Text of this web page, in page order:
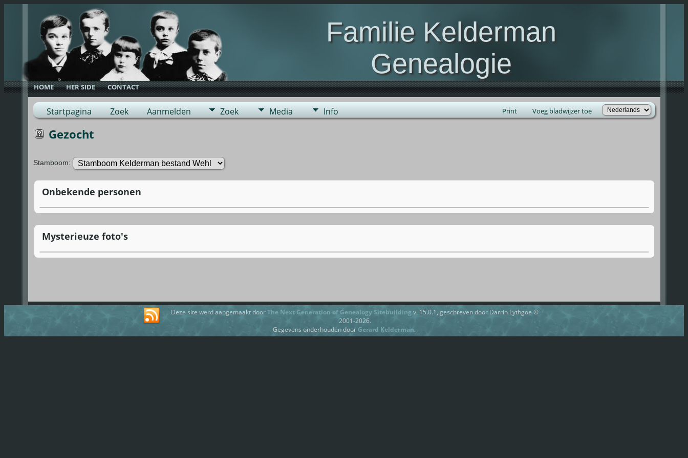
Familie Kelderman
Genealogie
Genealogie van de familie Kelderman(s)
HOME HER SIDE CONTACT
Startpagina Zoek Aanmelden Zoek Media Info Print Voeg bladwijzer toe
Gezocht
Stamboom:
Onbekende personen
Mysterieuze foto's
Deze site werd aangemaakt doorThe Next Generation of Genealogy Sitebuildingv. 15.0.1, geschreven door Darrin Lythgoe ©
2001-2026.
Gegevens onderhouden door Gerard Kelderman.